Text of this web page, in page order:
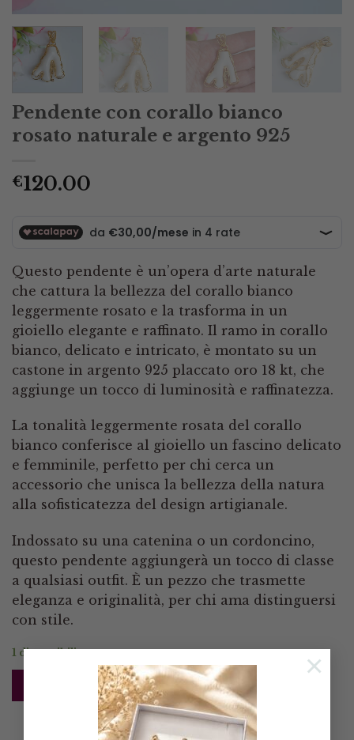
×
Pendente con corallo bianco
rosato naturale e argento 925
€120.00
Questo pendente è un’opera d’arte naturale
che cattura la bellezza del corallo bianco
leggermente rosato e la trasforma in un
gioiello elegante e raffinato. Il ramo in corallo
bianco, delicato e intricato, è montato su un
castone in argento 925 placcato oro 18 kt, che
aggiunge un tocco di luminosità e raffinatezza.
La tonalità leggermente rosata del corallo
bianco conferisce al gioiello un fascino delicato
e femminile, perfetto per chi cerca un
accessorio che unisca la bellezza della natura
alla sofisticatezza del design artigianale.
Indossato su una catenina o un cordoncino,
questo pendente aggiungerà un tocco di classe
a qualsiasi outfit. È un pezzo che trasmette
eleganza e originalità, per chi ama distinguersi
con stile.
1 disponibili
AGGIUNGI AL CARRELLO